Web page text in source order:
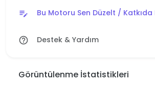
edit_note Bu Motoru Sen Düzelt / Katkıda
help_outline Destek & Yardım
Görüntülenme İstatistikleri